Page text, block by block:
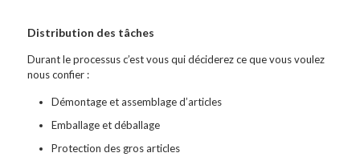
Distribution des tâches
Durant le processus c’est vous qui déciderez ce que vous voulez
nous confier :
Démontage et assemblage d’articles
Emballage et déballage
Protection des gros articles